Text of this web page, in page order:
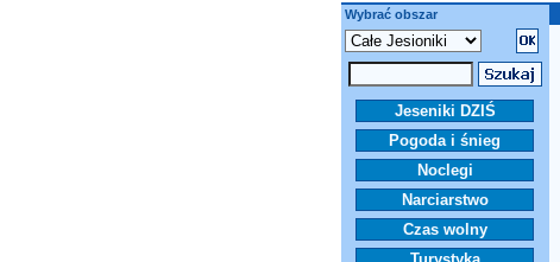
Wybrać obszar
Jeseniki DZIŚ
Pogoda i śnieg
Noclegi
Narciarstwo
Czas wolny